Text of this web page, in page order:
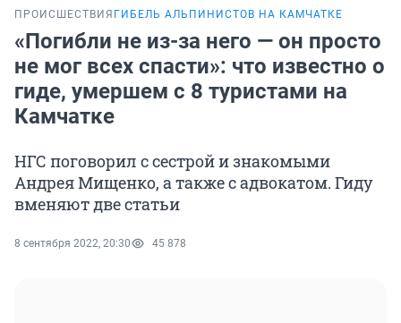
ПРОИСШЕСТВИЯ ГИБЕЛЬ АЛЬПИНИСТОВ НА КАМЧАТКЕ
«Погибли не из-за него — он просто
не мог всех спасти»: что известно о
гиде, умершем с 8 туристами на
Камчатке
НГС поговорил с сестрой и знакомыми
Андрея Мищенко, а также с адвокатом. Гиду
вменяют две статьи
8 сентября 2022, 20:30 45 878